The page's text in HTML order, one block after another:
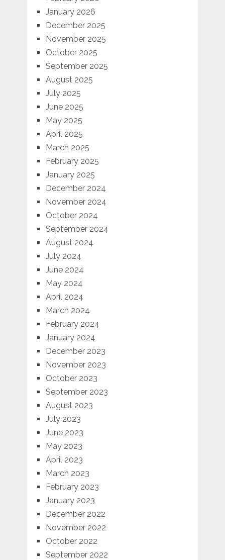
January 2026
December 2025
November 2025
October 2025
September 2025
August 2025
July 2025
June 2025
May 2025
April 2025
March 2025
February 2025
January 2025
December 2024
November 2024
October 2024
September 2024
August 2024
July 2024
June 2024
May 2024
April 2024
March 2024
February 2024
January 2024
December 2023
November 2023
October 2023
September 2023
August 2023
July 2023
June 2023
May 2023
April 2023
March 2023
February 2023
January 2023
December 2022
November 2022
October 2022
September 2022